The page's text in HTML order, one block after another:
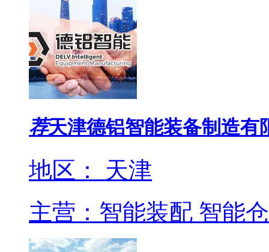
荐天津德铝智能装备制造有
地区： 天津
主营：智能装配 智能